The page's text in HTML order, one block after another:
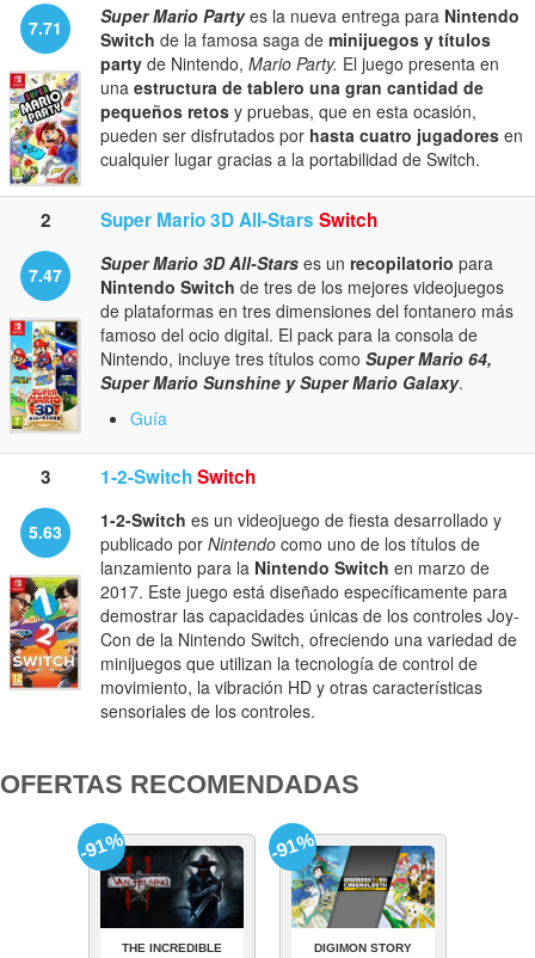
7.71 Super Mario Partyes la nueva entrega para Nintendo
Switch de la famosa saga de minijuegos y títulos
party de Nintendo, Mario Party. El juego presenta en
una estructura de tablero una gran cantidad de
pequeños retos y pruebas, que en esta ocasión,
pueden ser disfrutados por hasta cuatro jugadores en
cualquier lugar gracias a la portabilidad de Switch.
2 Super Mario 3D All-Stars Switch
7.47 Super Mario 3D All-Stars es un recopilatorio para
Nintendo Switch de tres de los mejores videojuegos
de plataformas en tres dimensiones del fontanero más
famoso del ocio digital. El pack para la consola de
Nintendo, incluye tres títulos como Super Mario 64,
Super Mario Sunshine y Super Mario Galaxy.
Guía
3 1-2-SwitchSwitch
5.63 1-2-Switch es un videojuego de fiesta desarrollado y
publicado por Nintendo como uno de los títulos de
lanzamiento para la Nintendo Switch en marzo de
2017. Este juego está diseñado específicamente para
demostrar las capacidades únicas de los controles Joy-
Con de la Nintendo Switch, ofreciendo una variedad de
minijuegos que utilizan la tecnología de control de
movimiento, la vibración HD y otras características
sensoriales de los controles.
OFERTAS RECOMENDADAS
THE INCREDIBLE
-91%
DIGIMON STORY
-91%